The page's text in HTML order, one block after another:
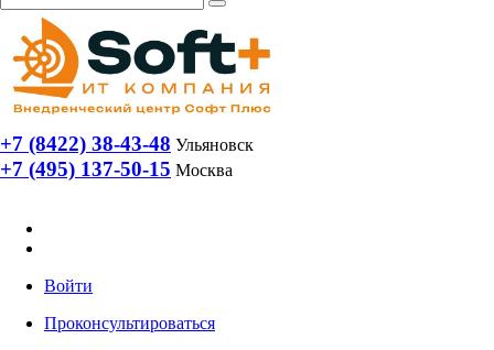
+7 (8422) 38-43-48 Ульяновск
+7 (495) 137-50-15 Москва
Войти
Проконсультироваться